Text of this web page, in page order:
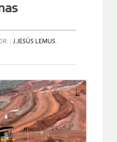
J.JESÚS LEMUS.